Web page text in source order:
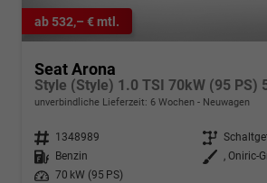
ab 532,– € mtl.
Seat Arona
unverbindliche Lieferzeit: 6 Wochen Neuwagen
Fahrzeugnr. 1348989 Getriebe
Kraftstoff
Benzin Außenfarbe
, Oniric-
Leistung
70 kW (95 PS)